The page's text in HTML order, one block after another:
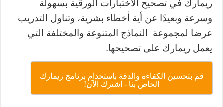
ريمارك في تصحيح الاختبارات الورقية بسهولة
وسرعة وبعيدًا عن أية أخطاء بشرية، وتناول التدريب
عرضا لمجموعة النماذج المتنوعة والمختلفة التي
يعمل ريمارك على تصحيحها.
قم بتحسين الكفاءة والدقة باستخدام برنامج ريمارك
الخاص بنا - اشترك الآن!